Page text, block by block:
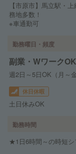
【市原市】馬立駅・
務地多数！
※車通勤可
勤務曜日・頻度
副業・WワークOK
週2日～5日OK（月
休日休暇
土日休みOK
勤務時間
★1日6時間～の時短シ